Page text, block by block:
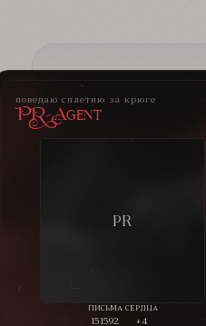
поведаю сплетню за крюге
PR-Agent
151592 +4